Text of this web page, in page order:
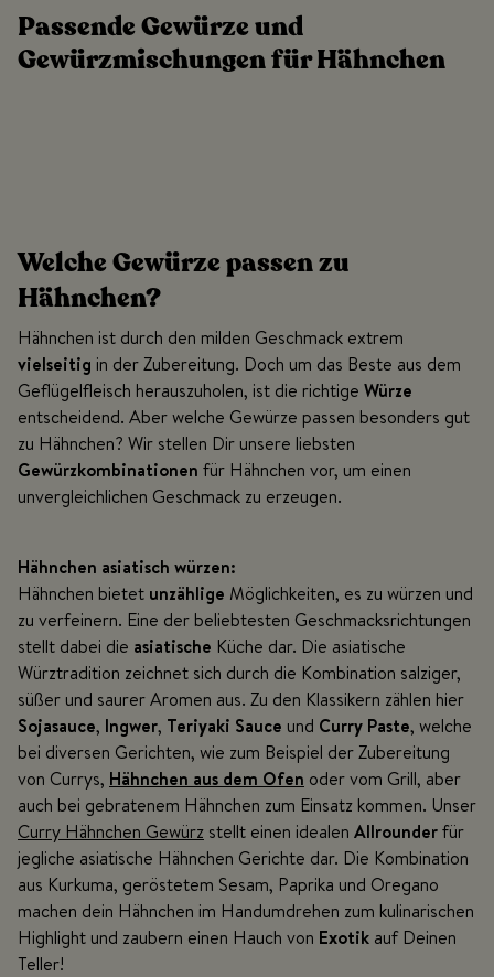
Passende Gewürze und
Gewürzmischungen für Hähnchen
Welche Gewürze passen zu
Hähnchen?
Hähnchen ist durch den milden Geschmack extrem
vielseitig in der Zubereitung. Doch um das Beste aus dem
Geflügelfleisch herauszuholen, ist die richtige Würze
entscheidend. Aber welche Gewürze passen besonders gut
zu Hähnchen? Wir stellen Dir unsere liebsten
Gewürzkombinationen für Hähnchen vor, um einen
unvergleichlichen Geschmack zu erzeugen.
Hähnchen asiatisch würzen:
Hähnchen bietet unzählige Möglichkeiten, es zu würzen und
zu verfeinern. Eine der beliebtesten Geschmacksrichtungen
stellt dabei die asiatische Küche dar. Die asiatische
Würztradition zeichnet sich durch die Kombination salziger,
süßer und saurer Aromen aus. Zu den Klassikern zählen hier
Sojasauce, Ingwer, Teriyaki Sauce und Curry Paste, welche
bei diversen Gerichten, wie zum Beispiel der Zubereitung
von Currys, Hähnchen aus dem Ofen oder vom Grill, aber
auch bei gebratenem Hähnchen zum Einsatz kommen. Unser
Curry Hähnchen Gewürz stellt einen idealen Allrounderfür
jegliche asiatische Hähnchen Gerichte dar. Die Kombination
aus Kurkuma, geröstetem Sesam, Paprika und Oregano
machen dein Hähnchen im Handumdrehen zum kulinarischen
Highlight und zaubern einen Hauch von Exotik auf Deinen
Teller!